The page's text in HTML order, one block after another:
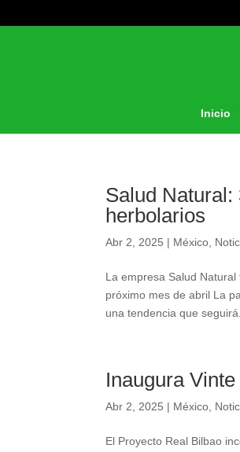
Inicio
Salud
herbolarios
Abr 2, 2025 | México
La empresa Salud
próximo mes de abril La
una tendencia que
Inaugura
Abr 2, 2025 | México
El Proyecto Real Bilbao